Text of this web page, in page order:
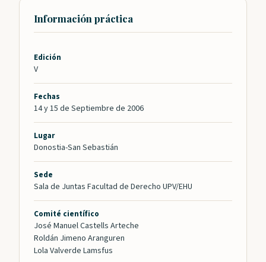
Información práctica
Edición
V
Fechas
14 y 15 de Septiembre de 2006
Lugar
Donostia-San Sebastián
Sede
Sala de Juntas Facultad de Derecho UPV/EHU
Comité científico
José Manuel Castells Arteche
Roldán Jimeno Aranguren
Lola Valverde Lamsfus